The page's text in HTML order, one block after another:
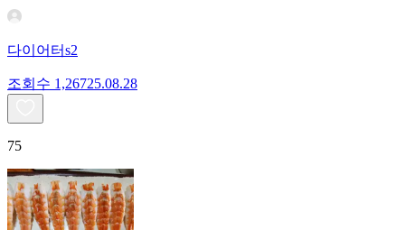
다이어터s2
조회수 1,26725.08.28
75